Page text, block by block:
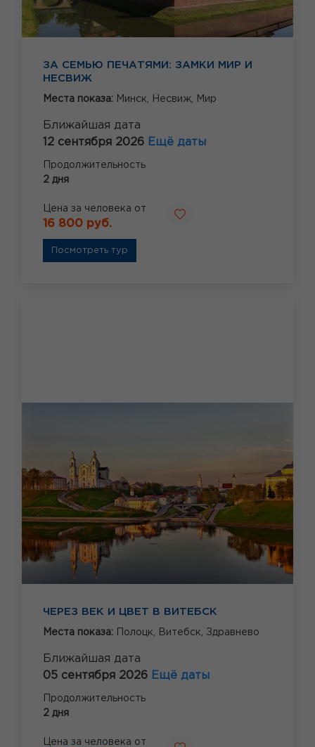
ЗА СЕМЬЮ ПЕЧАТЯМИ: ЗАМКИ МИР И
НЕСВИЖ
Места показа: Минск, Несвиж, Мир
Ближайшая дата
12 сентября 2026 Ещё даты
Продолжительность
2 дня
Цена за человека от
16 800 руб.
Посмотреть тур
ЧЕРЕЗ ВЕК И ЦВЕТ В ВИТЕБСК
Места показа: Полоцк, Витебск, Здравнево
Ближайшая дата
05 сентября 2026 Ещё даты
Продолжительность
2 дня
Цена за человека от